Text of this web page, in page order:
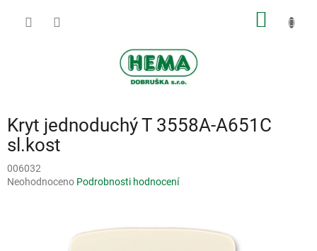
Kryt jednoduchý T 3558A-A651C
sl.kost
006032
Průměrné
Neohodnoceno Podrobnosti hodnocení